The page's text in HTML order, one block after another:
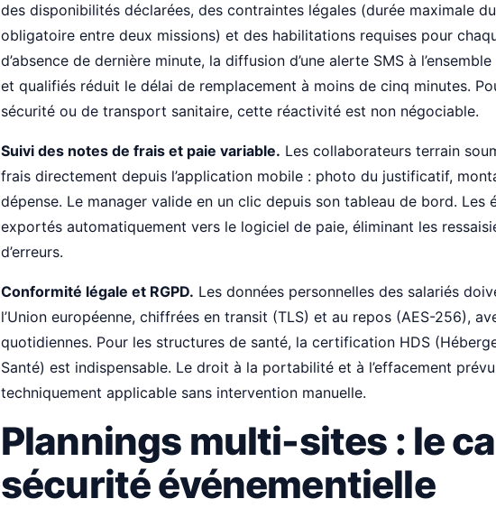
des disponibilités déclarées, des contraintes légales (durée maximale
obligatoire entre deux missions) et des habilitations requises pour
d’absence de dernière minute, la diffusion d’une alerte SMS à
et qualifiés réduit le délai de remplacement à moins de cinq minutes.
sécurité ou de transport sanitaire, cette réactivité est non négociable.
Suivi des notes de frais et paie variable. Les collaborateurs terrain
frais directement depuis l’application mobile : photo du justificatif,
dépense. Le manager valide en un clic depuis son tableau de bord. Les
exportés automatiquement vers le logiciel de paie, éliminant les
d’erreurs.
Conformité légale et RGPD. Les données personnelles des salariés
l’Union européenne, chiffrées en transit (TLS) et au repos (AES-256),
quotidiennes. Pour les structures de santé, la certification HDS
Santé) est indispensable. Le droit à la portabilité et à l’effacement
techniquement applicable sans intervention manuelle.
Plannings multi-sites : le
sécurité événementielle